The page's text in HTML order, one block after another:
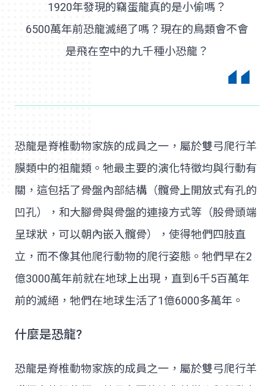
1920年發現的竊蛋龍真的是小偷嗎？
6500萬年前恐龍滅絕了嗎？現在的鳥類會不會
是飛在空中的九千種小恐龍？
恐龍是脊椎動物家族的成員之一，屬於雙弓爬行羊
膜類中的祖龍類。牠最主要的演化特徵均與行動有
關，這包括了骨盤內部結構（髖骨上開放式有孔的
凹孔），和大腳骨與骨盤的連接方式等（股骨頭端
呈球狀，可以朝內嵌入髖骨），使得牠們四肢直
立，而不像其他爬行動物的爬行姿態。牠們早在2
億3000萬年前就在地球上出現，直到6千5百萬年
前的滅絕，牠們在地球生活了1億6000多萬年。
什麼是恐龍?
恐龍是脊椎動物家族的成員之一，屬於雙弓爬行羊